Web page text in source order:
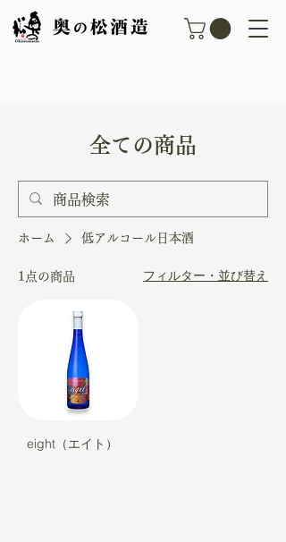
​全ての商品​
ホーム 低アルコール日本酒
1点の商品 フィルター・並び替え
eight（エイト）